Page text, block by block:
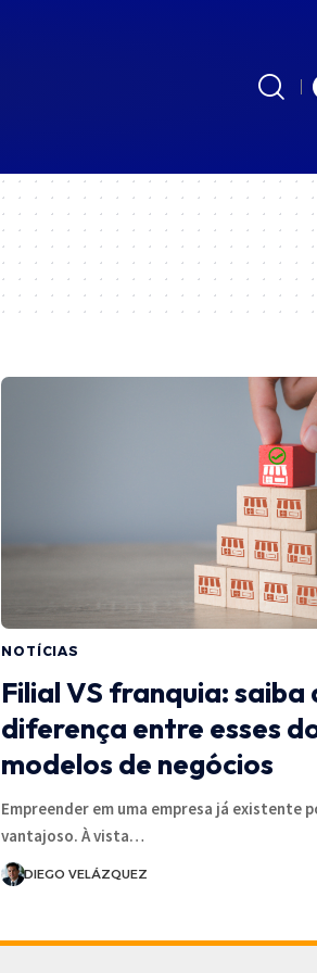
NOTÍCIAS
Filial VS franquia: saiba
diferença entre esses
modelos de negócios
Empreender em uma empresa já existente
vantajoso. À vista…
DIEGO VELÁZQUEZ